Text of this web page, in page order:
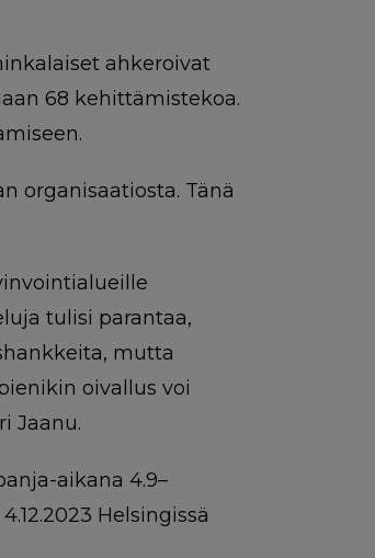
ahkeroivat
68 kehittämistekoa.
organisaatiosta. Tänä
tulisi parantaa,
mutta
oivallus voi
Jaanu.
aikana 4.9–
Helsingissä